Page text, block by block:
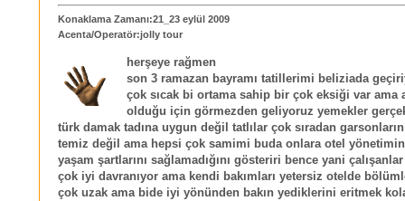
Konaklama Zamanı:21_23 eylül 2009
Acenta/Operatör:jolly tour
herşeye rağmen
son 3 ramazan bayramı tatillerimi beliziada
çok sıcak bi ortama sahip bir çok eksiği var ama
olduğu için görmezden geliyoruz yemekler
türk damak tadına uygun değil tatlılar çok sıradan
temiz değil ama hepsi çok samimi buda onlara otel
yaşam şartlarını sağlamadığını gösteriri bence yani
çok iyi davranıyor ama kendi bakımları yetersiz otelde
çok uzak ama bide iyi yönünden bakın yediklerini eritmek